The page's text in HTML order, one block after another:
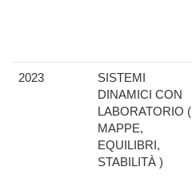
2023
SISTEMI
DINAMICI CON
LABORATORIO (
MAPPE,
EQUILIBRI,
STABILITÀ )